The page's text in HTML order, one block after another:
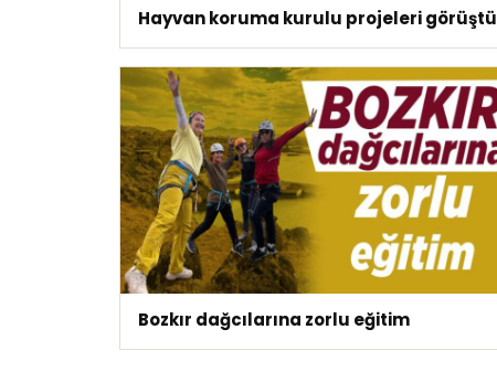
Hayvan koruma kurulu projeleri görüştü
Bozkır dağcılarına zorlu eğitim